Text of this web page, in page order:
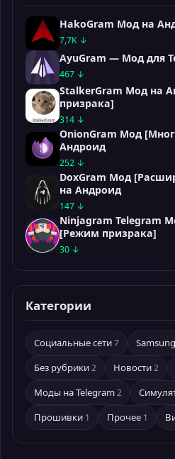
HakoGram Мод на
7,7K ↓
AyuGram — Мод для
467 ↓
StalkerGram Мод на
призрака]
314 ↓
OnionGram Мод
Андроид
252 ↓
DoxGram Мод
на Андроид
147 ↓
Ninjagram Telegram
[Режим призрака]
30 ↓
Категории
Социальные сети7
Без рубрики2 Новости2
Моды на Telegram2
Прошивки 1 Прочее 1